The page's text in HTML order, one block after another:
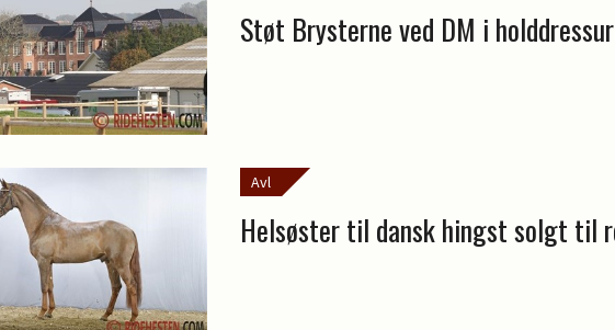
Støt Brysterne ved DM i holddressur
Avl
Helsøster til dansk hingst solgt til